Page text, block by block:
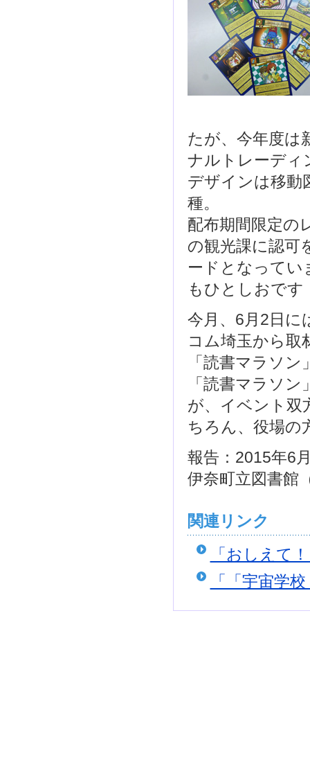
たが、今年度は
ナルトレーディ
デザインは移動
種。
配布期間限定の
の観光課に認可
ードとなってい
もひとしおです
今月、6月2日に
コム埼玉から取
「読書マラソ
「読書マラソ
が、イベント双
ちろん、役場の
報告：2015年6
伊奈町立図書
関連リンク
「おしえて
「「宇宙学